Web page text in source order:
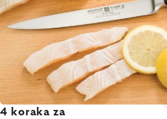
4 koraka za